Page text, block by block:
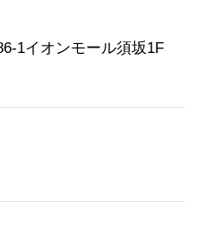
1イオンモール須坂1F